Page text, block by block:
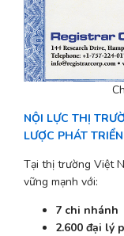
NỘI LỰC THỊ
LƯỢC PHÁT
Tại thị trường Việt
vững mạnh với:
7 chi nhánh
2.600 đại lý